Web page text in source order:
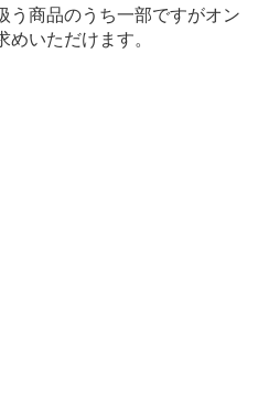
う商品のうち一部ですがオン
いただけます。